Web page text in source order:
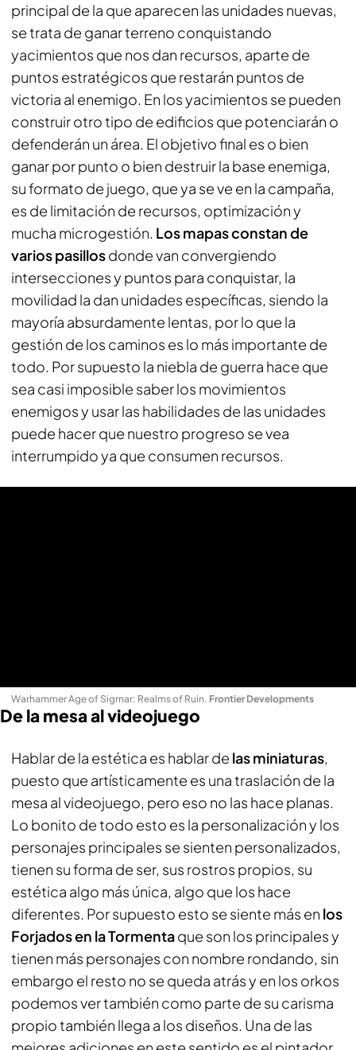
principal de la que aparecen las unidades nuevas,
se trata de ganar terreno conquistando
yacimientos que nos dan recursos, aparte de
puntos estratégicos que restarán puntos de
victoria al enemigo. En los yacimientos se pueden
construir otro tipo de edificios que potenciarán o
defenderán un área. El objetivo final es o bien
ganar por punto o bien destruir la base enemiga,
su formato de juego, que ya se ve en la campaña,
es de limitación de recursos, optimización y
mucha microgestión. Los mapas constan de
varios pasillosdonde van convergiendo
intersecciones y puntos para conquistar, la
movilidad la dan unidades específicas, siendo la
mayoría absurdamente lentas, por lo que la
gestión de los caminos es lo más importante de
todo. Por supuesto la niebla de guerra hace que
sea casi imposible saber los movimientos
enemigos y usar las habilidades de las unidades
puede hacer que nuestro progreso se vea
interrumpido ya que consumen recursos.
Warhammer Age of Sigmar: Realms of Ruin. Frontier Developments
De la mesa al videojuego
Hablar de la estética es hablar de las miniaturas,
puesto que artísticamente es una traslación de la
mesa al videojuego, pero eso no las hace planas.
Lo bonito de todo esto es la personalización y los
personajes principales se sienten personalizados,
tienen su forma de ser, sus rostros propios, su
estética algo más única, algo que los hace
diferentes. Por supuesto esto se siente más en los
Forjados en la Tormentaque son los principales y
tienen más personajes con nombre rondando, sin
embargo el resto no se queda atrás y en los orkos
podemos ver también como parte de su carisma
propio también llega a los diseños. Una de las